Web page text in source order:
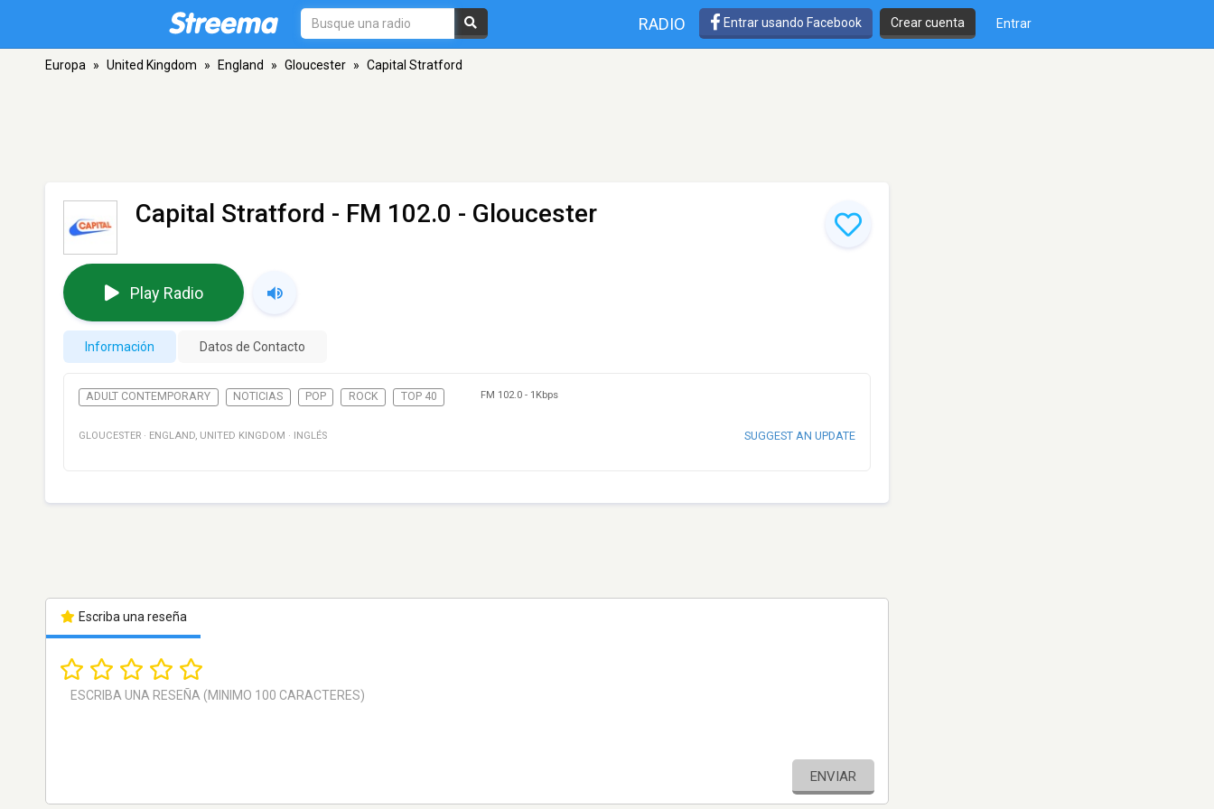
RADIO Entrar usando Facebook Crear cuenta Entrar
Europa » United Kingdom » England » Gloucester » Capital Stratford
Capital Stratford - FM 102.0 - Gloucester
Play Radio
Información Datos de Contacto
ADULT CONTEMPORARY NOTICIAS POP ROCK TOP 40 FM 102.0 - 1Kbps
GLOUCESTER · ENGLAND, UNITED KINGDOM · INGLÉS SUGGEST AN UPDATE
Escriba una reseña
ENVIAR